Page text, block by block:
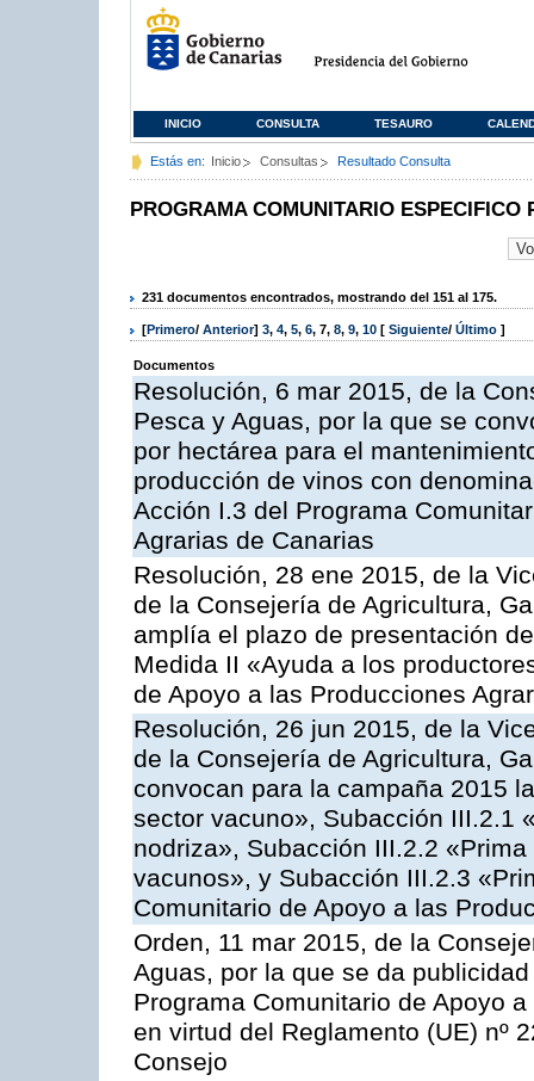
INICIO CONSULTA TESAURO
Estás en: Inicio Consultas Resultado Consulta
PROGRAMA COMUNITARIO ESPECIFICO
231 documentos encontrados, mostrando del 151 al 175.
[Primero/ Anterior] 3, 4, 5, 6, 7, 8, 9, 10 [ Siguiente/ Último ]
Documentos
Resolución, 6 mar 2015, de la
Pesca y Aguas, por la que se
por hectárea para el
producción de vinos con
Acción I.3 del Programa
Agrarias de Canarias
Resolución, 28 ene 2015, de la
de la Consejería de Agricultura,
amplía el plazo de presentación
Medida II «Ayuda a los
de Apoyo a las Producciones
Resolución, 26 jun 2015, de la
de la Consejería de Agricultura,
convocan para la campaña 2015
sector vacuno», Subacción III.2.1
nodriza», Subacción III.2.2
vacunos», y Subacción III.2.3
Comunitario de Apoyo a las
Orden, 11 mar 2015, de la
Aguas, por la que se da
Programa Comunitario de Apoyo
en virtud del Reglamento (UE) nº
Consejo